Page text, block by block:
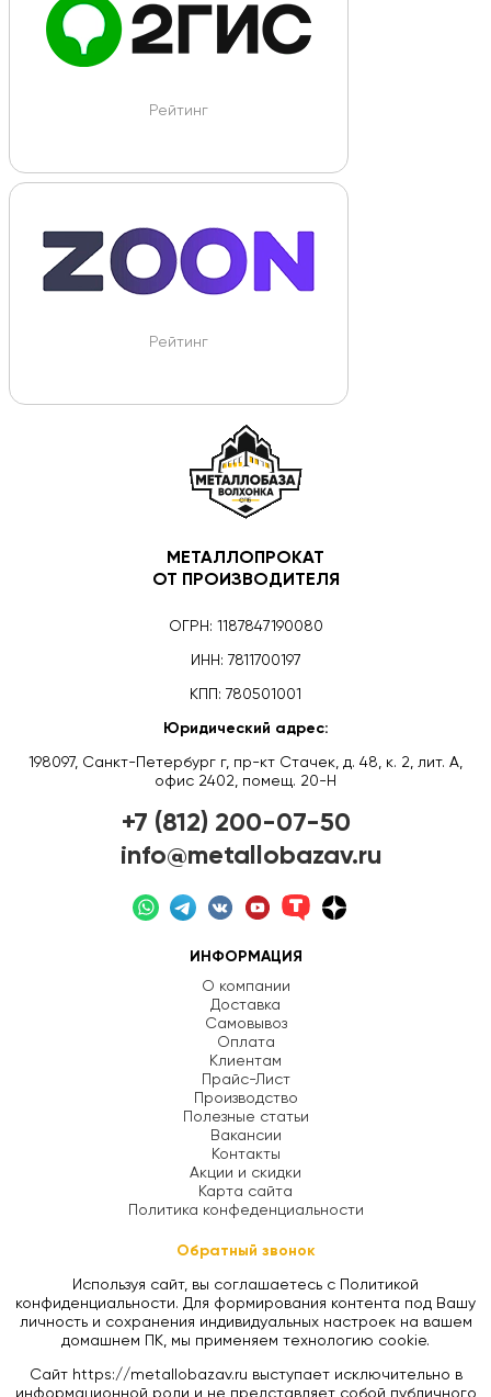
Рейтинг
Рейтинг
МЕТАЛЛОПРОКАТ
ОТ ПРОИЗВОДИТЕЛЯ
ОГРН: 1187847190080
ИНН: 7811700197
КПП: 780501001
Юридический адрес:
198097, Санкт-Петербург г, пр-кт Стачек, д. 48, к. 2, лит. А,
офис 2402, помещ. 20-Н
+7 (812) 200-07-50
info@metallobazav.ru
ИНФОРМАЦИЯ
О компании
Доставка
Самовывоз
Оплата
Клиентам
Прайс-Лист
Производство
Полезные статьи
Вакансии
Контакты
Акции и скидки
Карта сайта
Политика конфеденциальности
Обратный звонок
Используя сайт, вы соглашаетесь с Политикой
конфиденциальности. Для формирования контента под Вашу
личность и сохранения индивидуальных настроек на вашем
домашнем ПК, мы применяем технологию cookie.
Сайт https://metallobazav.ru выступает исключительно в
информационной роли и не представляет собой публичного